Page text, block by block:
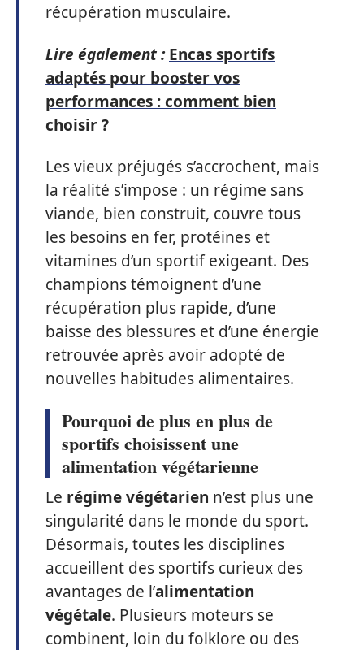
récupération musculaire.
Lire également : Encas sportifs
adaptés pour booster vos
performances : comment bien
choisir ?
Les vieux préjugés s’accrochent, mais
la réalité s’impose : un régime sans
viande, bien construit, couvre tous
les besoins en fer, protéines et
vitamines d’un sportif exigeant. Des
champions témoignent d’une
récupération plus rapide, d’une
baisse des blessures et d’une énergie
retrouvée après avoir adopté de
nouvelles habitudes alimentaires.
Pourquoi de plus en plus de
sportifs choisissent une
alimentation végétarienne
Le régime végétarien n’est plus une
singularité dans le monde du sport.
Désormais, toutes les disciplines
accueillent des sportifs curieux des
avantages de l’alimentation
végétale. Plusieurs moteurs se
combinent, loin du folklore ou des